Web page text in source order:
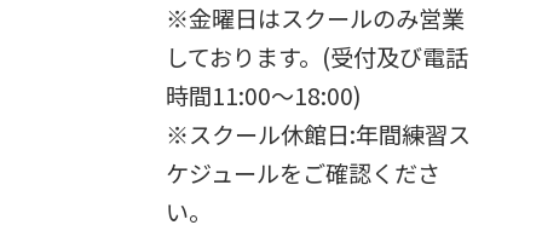
※金曜日はスクールのみ営業
しております。(受付及び電話
時間11:00〜18:00)
※スクール休館日:年間練習ス
ケジュールをご確認くださ
い。
Automatic